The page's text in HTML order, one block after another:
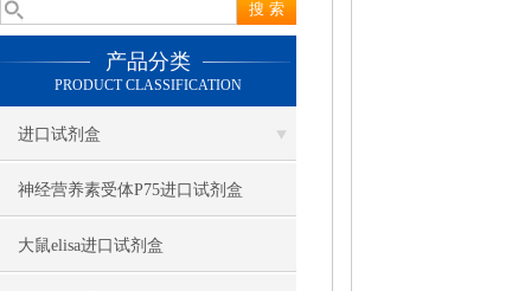
产品分类
PRODUCT CLASSIFICATION
进口试剂盒
神经营养素受体P75进口试剂盒
大鼠elisa进口试剂盒